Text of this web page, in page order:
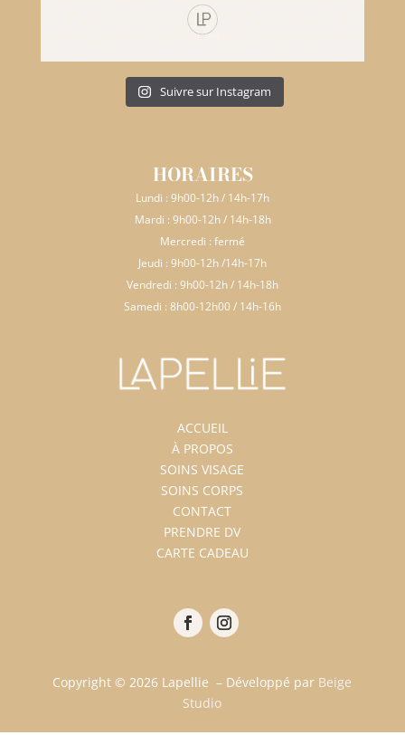
Suivre sur Instagram
HORAIRES
Lundi : 9h00-12h / 14h-17h
Mardi : 9h00-12h / 14h-18h
Mercredi : fermé
Jeudi : 9h00-12h /14h-17h
Vendredi : 9h00-12h / 14h-18h
Samedi : 8h00-12h00 / 14h-16h
ACCUEIL
À PROPOS
SOINS VISAGE
SOINS CORPS
CONTACT
PRENDRE DV
CARTE CADEAU
Copyright © 2026 Lapellie – Développé par Beige
Studio